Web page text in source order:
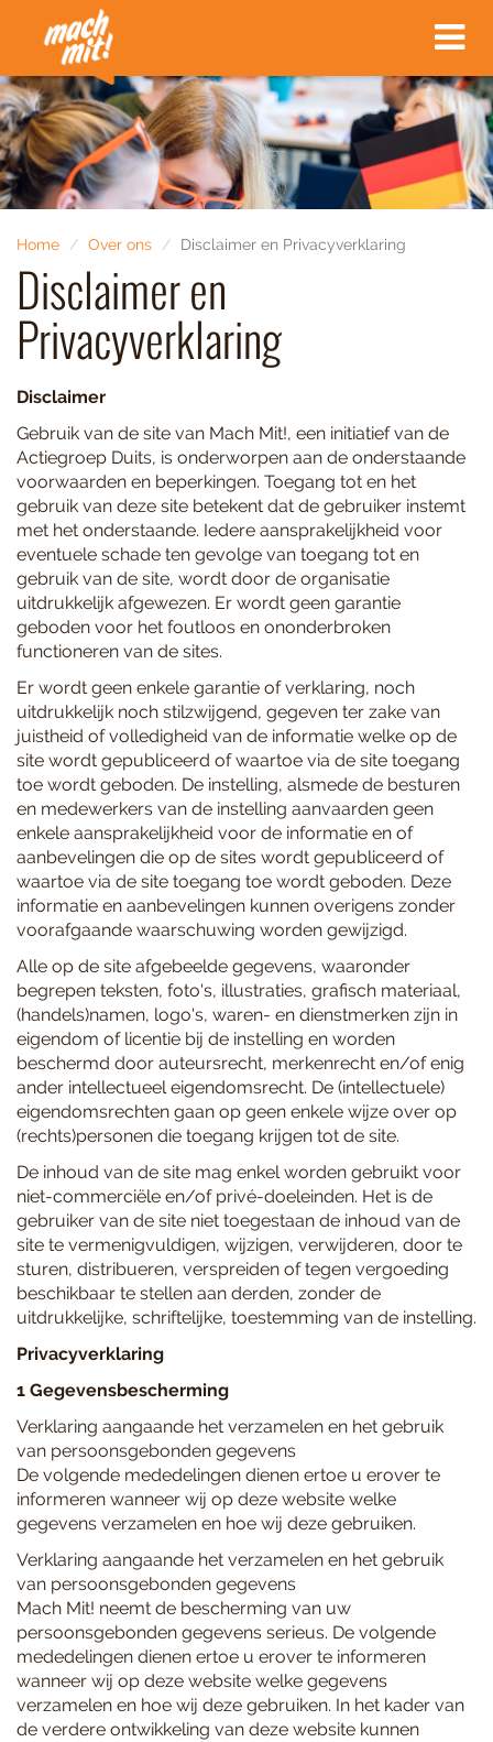
Toggle
Home Over ons Disclaimer en Privacyverklaring
Disclaimer en
Privacyverklaring
Disclaimer
Gebruik van de site van Mach Mit!, een initiatief van de
Actiegroep Duits, is onderworpen aan de onderstaande
voorwaarden en beperkingen. Toegang tot en het
gebruik van deze site betekent dat de gebruiker instemt
met het onderstaande. Iedere aansprakelijkheid voor
eventuele schade ten gevolge van toegang tot en
gebruik van de site, wordt door de organisatie
uitdrukkelijk afgewezen. Er wordt geen garantie
geboden voor het foutloos en ononderbroken
functioneren van de sites.
Er wordt geen enkele garantie of verklaring, noch
uitdrukkelijk noch stilzwijgend, gegeven ter zake van
juistheid of volledigheid van de informatie welke op de
site wordt gepubliceerd of waartoe via de site toegang
toe wordt geboden. De instelling, alsmede de besturen
en medewerkers van de instelling aanvaarden geen
enkele aansprakelijkheid voor de informatie en of
aanbevelingen die op de sites wordt gepubliceerd of
waartoe via de site toegang toe wordt geboden. Deze
informatie en aanbevelingen kunnen overigens zonder
voorafgaande waarschuwing worden gewijzigd.
Alle op de site afgebeelde gegevens, waaronder
begrepen teksten, foto's, illustraties, grafisch materiaal,
(handels)namen, logo's, waren- en dienstmerken zijn in
eigendom of licentie bij de instelling en worden
beschermd door auteursrecht, merkenrecht en/of enig
ander intellectueel eigendomsrecht. De (intellectuele)
eigendomsrechten gaan op geen enkele wijze over op
(rechts)personen die toegang krijgen tot de site.
De inhoud van de site mag enkel worden gebruikt voor
niet-commerciële en/of privé-doeleinden. Het is de
gebruiker van de site niet toegestaan de inhoud van de
site te vermenigvuldigen, wijzigen, verwijderen, door te
sturen, distribueren, verspreiden of tegen vergoeding
beschikbaar te stellen aan derden, zonder de
uitdrukkelijke, schriftelijke, toestemming van de instelling.
Privacyverklaring
1 Gegevensbescherming
Verklaring aangaande het verzamelen en het gebruik
van persoonsgebonden gegevens
De volgende mededelingen dienen ertoe u erover te
informeren wanneer wij op deze website welke
gegevens verzamelen en hoe wij deze gebruiken.
Verklaring aangaande het verzamelen en het gebruik
van persoonsgebonden gegevens
Mach Mit! neemt de bescherming van uw
persoonsgebonden gegevens serieus. De volgende
mededelingen dienen ertoe u erover te informeren
wanneer wij op deze website welke gegevens
verzamelen en hoe wij deze gebruiken. In het kader van
de verdere ontwikkeling van deze website kunnen